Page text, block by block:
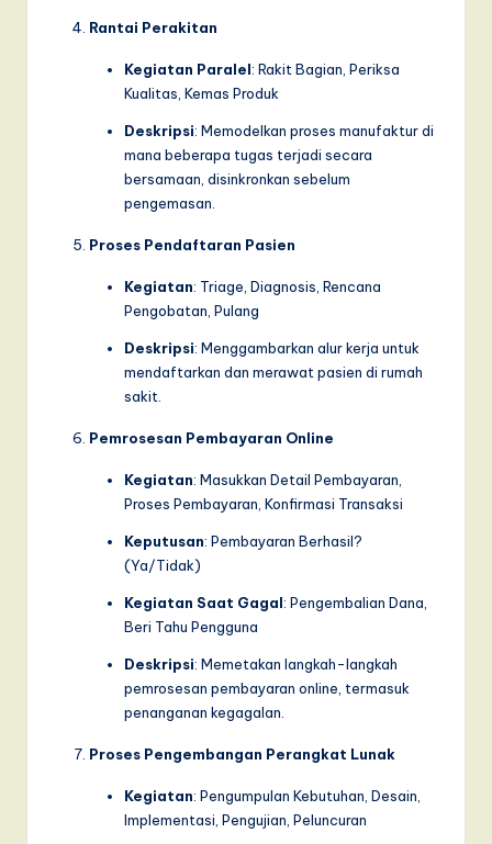
Rantai Perakitan
Kegiatan Paralel: Rakit Bagian, Periksa
Kualitas, Kemas Produk
Deskripsi: Memodelkan proses manufaktur di
mana beberapa tugas terjadi secara
bersamaan, disinkronkan sebelum
pengemasan.
Proses Pendaftaran Pasien
Kegiatan: Triage, Diagnosis, Rencana
Pengobatan, Pulang
Deskripsi: Menggambarkan alur kerja untuk
mendaftarkan dan merawat pasien di rumah
sakit.
Pemrosesan Pembayaran Online
Kegiatan: Masukkan Detail Pembayaran,
Proses Pembayaran, Konfirmasi Transaksi
Keputusan: Pembayaran Berhasil?
(Ya/Tidak)
Kegiatan Saat Gagal: Pengembalian Dana,
Beri Tahu Pengguna
Deskripsi: Memetakan langkah-langkah
pemrosesan pembayaran online, termasuk
penanganan kegagalan.
Proses Pengembangan Perangkat Lunak
Kegiatan: Pengumpulan Kebutuhan, Desain,
Implementasi, Pengujian, Peluncuran